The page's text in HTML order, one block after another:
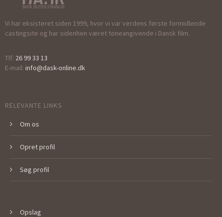
Vi har eksisteret siden 1999, hvor vi var verdens første formidlende
castingsite og har sidenhen været toneangivende i Dansk film.
Tlf: 26 99 33 13
E-mail: info@dask-online.dk
RELEVANTE LINKS
Om os
Opret profil
Søg profil
Opslag